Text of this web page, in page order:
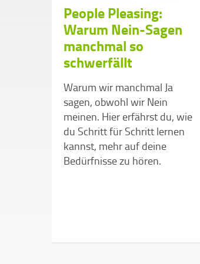
People Pleasing:
Warum Nein-Sagen
manchmal so
schwerfällt
Warum wir manchmal Ja
sagen, obwohl wir Nein
meinen. Hier erfährst du, wie
du Schritt für Schritt lernen
kannst, mehr auf deine
Bedürfnisse zu hören.